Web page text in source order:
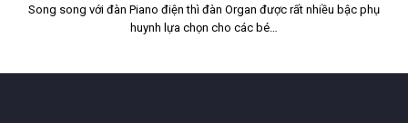
Song song với đàn Piano điện thì đàn Organ được rất nhiều bậc phụ
huynh lựa chọn cho các bé…